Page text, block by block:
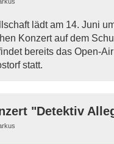
lädt am 14. Juni
Konzert auf dem
bereits das Open-
statt.